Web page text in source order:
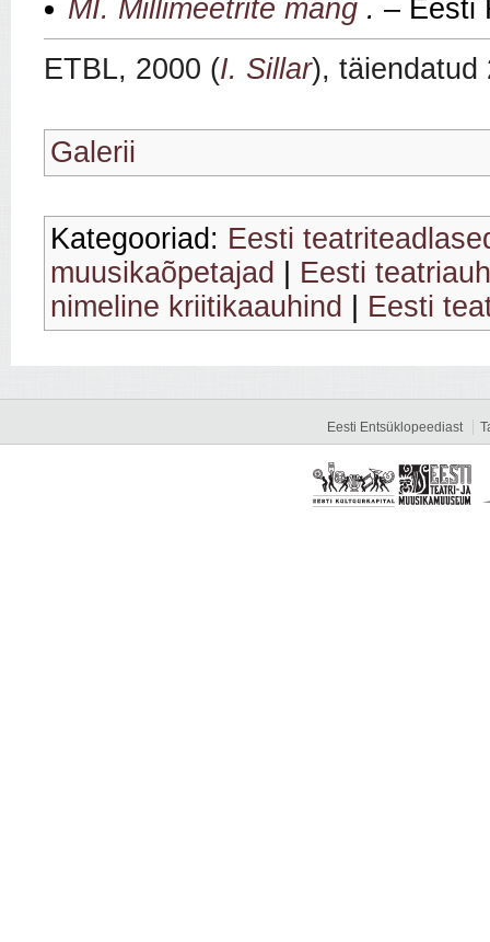
MI. Millimeetrite mäng . – Eesti
ETBL, 2000 (I. Sillar), täiendatud
Galerii
Kategooriad: Eesti
muusikaõpetajad
Eesti
nimeline kriitikaauhind
Eesti
Eesti Entsüklopeediast